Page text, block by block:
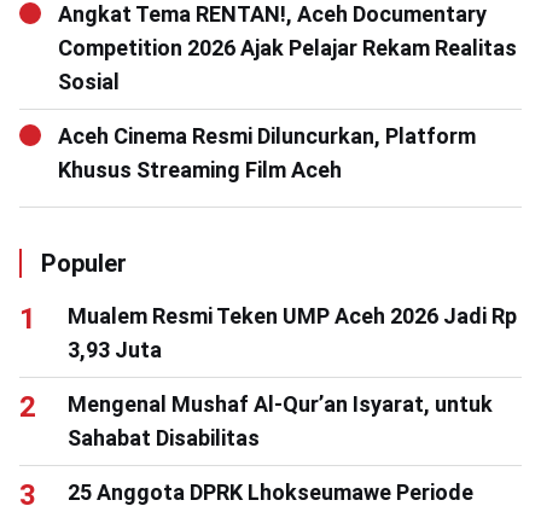
Angkat Tema RENTAN!, Aceh Documentary
Competition 2026 Ajak Pelajar Rekam Realitas
Sosial
Aceh Cinema Resmi Diluncurkan, Platform
Khusus Streaming Film Aceh
Populer
Mualem Resmi Teken UMP Aceh 2026 Jadi Rp
3,93 Juta
Mengenal Mushaf Al-Qur’an Isyarat, untuk
Sahabat Disabilitas
25 Anggota DPRK Lhokseumawe Periode